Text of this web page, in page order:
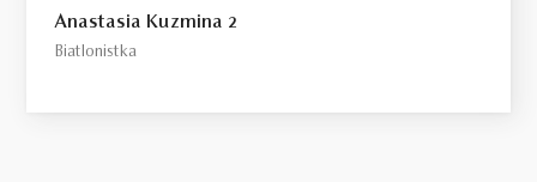
Anastasia Kuzmina 2
Biatlonistka